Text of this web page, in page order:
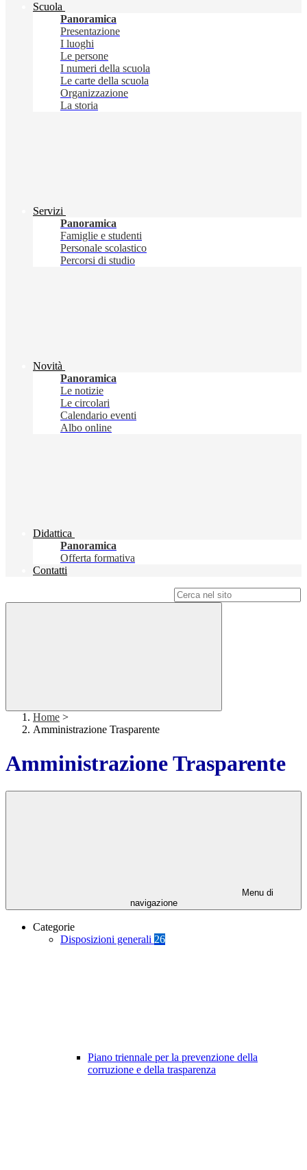
Scuola
Panoramica
Presentazione
I luoghi
Le persone
I numeri della scuola
Le carte della scuola
Organizzazione
La storia
Servizi
Panoramica
Famiglie e studenti
Personale scolastico
Percorsi di studio
Novità
Panoramica
Le notizie
Le circolari
Calendario eventi
Albo online
Didattica
Panoramica
Offerta formativa
Contatti
Home >
Amministrazione Trasparente
Amministrazione Trasparente
Menu di
navigazione
Categorie
Disposizioni generali 26
Piano triennale per la prevenzione della
corruzione e della trasparenza